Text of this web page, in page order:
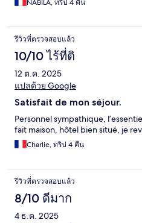
NABILA, ทริป 4 คืน
รีวิวที่ตรวจสอบแล้ว
10/10 ไร้ที่ติ
12 ต.ค. 2025
แปลด้วย Google
Satisfait de mon séjour.
Personnel sympathique,
fait maison, hôtel bien situé, je
Charlie, ทริป 4 คืน
รีวิวที่ตรวจสอบแล้ว
8/10 ดีมาก
4 ธ.ค. 2025